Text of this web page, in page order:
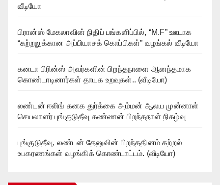
வீடியோ
பிரான்ஸ் மேகலாவின் நிதிப் பங்களிப்பில், “M.F” ஊடாக
“கற்றலுக்கான அப்பியாசக் கொப்பிகள்” வழங்கல் வீடியோ
கனடா பிரின்ஸ் அவர்களின் பிறந்தநாளை ஆனந்தமாக
கொண்டாடினார்கள் தாயக உறவுகள்.. (வீடியோ)
லண்டன் ஈலிங் கனக துர்க்கை அம்மன் ஆலய முன்னாள்
செயலாளர் புங்குடுதீவு கண்ணன் பிறந்தநாள் நிகழ்வு
புங்குடுதீவு, லண்டன் தேனுவின் பிறந்ததினம் கற்றல்
உபகரணங்கள் வழங்கிக் கொண்டாட்டம். (வீடியோ)